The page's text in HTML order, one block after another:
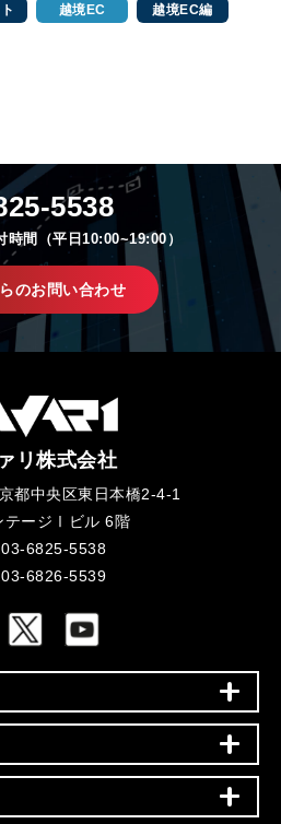
越境EC 越境EC編
5538
時間（平日10:00~19:00）
のお問い合わせ
リ株式会社
都中央区東日本橋2-4-1
テージⅠビル 6階
6825-5538
6826-5539